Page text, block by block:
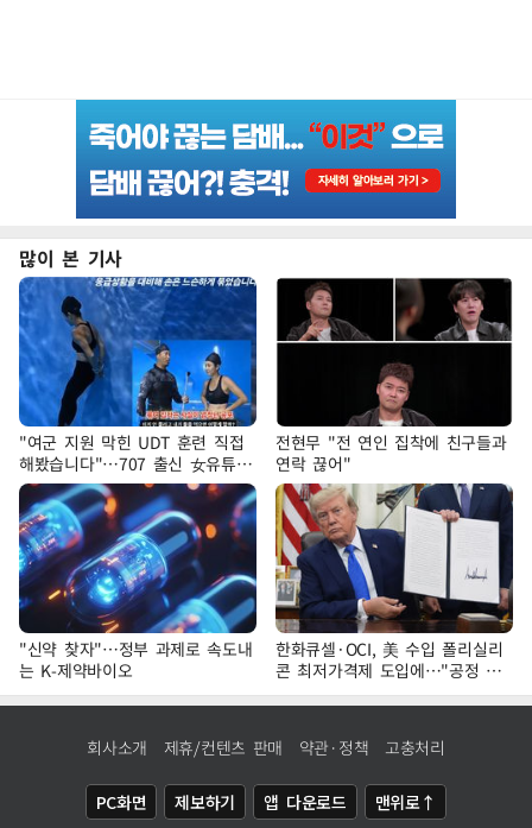
많이 본 기사
"여군 지원 막힌 UDT 훈련 직접
해봤습니다"…707 출신 女유튜버
'완벽 소화'
전현무 "전 연인 집착에 친구들과
연락 끊어"
"신약 찾자"…정부 과제로 속도내
는 K-제약바이오
한화큐셀·OCI, 美 수입 폴리실리
콘 최저가격제 도입에…"공정 경
쟁·수익성 개선 환영"
회사소개 제휴/컨텐츠 판매 약관·정책 고충처리
PC화면 제보하기 앱 다운로드 맨위로↑